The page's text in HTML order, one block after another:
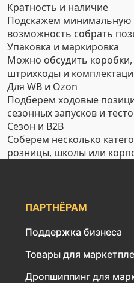
Кратность и наличие
Подскажем минимальную
возможность собрать
Упаковка и маркировка
Можно обсудить коробки,
штрихкоды и
Для WB и Ozon
Подберем ходовые
сезонных запусков и
Сезон и B2B
Соберем несколько
розницы, школы или
ПАРТНЁРАМ
Поддержка бизнеса
Товары для
Дропшиппинг для